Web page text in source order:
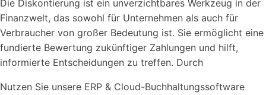
Die Diskontierung ist ein unverzichtbares Werkzeug in der
Finanzwelt, das sowohl für Unternehmen als auch für
Verbraucher von großer Bedeutung ist. Sie ermöglicht eine
fundierte Bewertung zukünftiger Zahlungen und hilft,
informierte Entscheidungen zu treffen. Durch
Nutzen Sie unsere ERP & Cloud-Buchhaltungssoftware